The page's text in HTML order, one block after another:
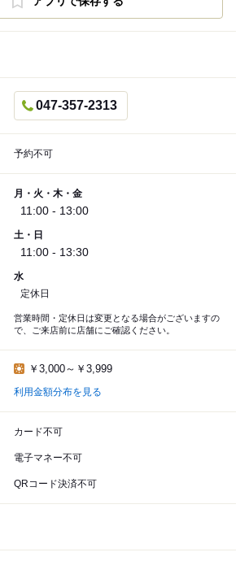
047-357-2313
予約不可
月・火・木・金
11:00 - 13:00
土・日
11:00 - 13:30
水
定休日
営業時間・定休日は変更となる場合がございますの
で、ご来店前に店舗にご確認ください。
￥3,000～￥3,999
利用金額分布を見る
カード不可
電子マネー不可
QRコード決済不可